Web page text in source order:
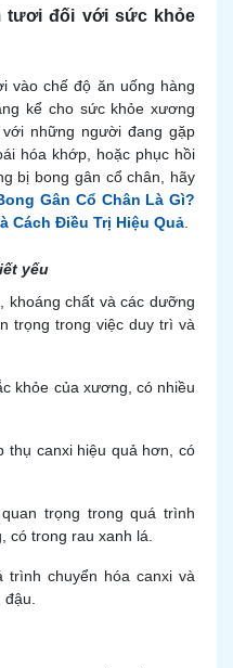
tươi đối với sức khỏe
vào chế độ ăn uống hàng
kể cho sức khỏe xương
những người đang gặp
hóa khớp, hoặc phục hồi
bị bong gân cổ chân, hãy
Gân Cổ Chân Là Gì?
Cách Điều Trị Hiệu Quả
yếu
chất và các dưỡng
trọng trong việc duy trì và
khỏe của xương, có nhiều
thụ canxi hiệu quả hơn, có
trọng trong quá trình
có trong rau xanh lá.
trình chuyển hóa canxi và